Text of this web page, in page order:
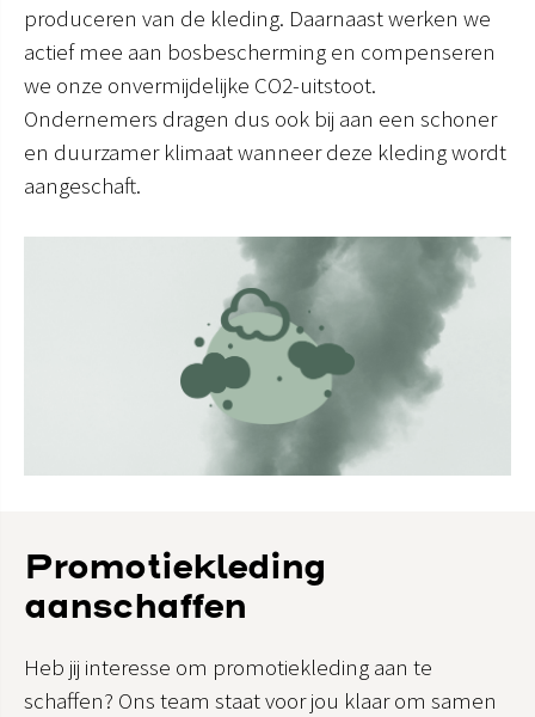
produceren van de kleding. Daarnaast werken we
actief mee aan bosbescherming en compenseren
we onze onvermijdelijke CO2-uitstoot.
Ondernemers dragen dus ook bij aan een schoner
en duurzamer klimaat wanneer deze kleding wordt
aangeschaft.
Promotiekleding
aanschaffen
Heb jij interesse om promotiekleding aan te
schaffen? Ons team staat voor jou klaar om samen